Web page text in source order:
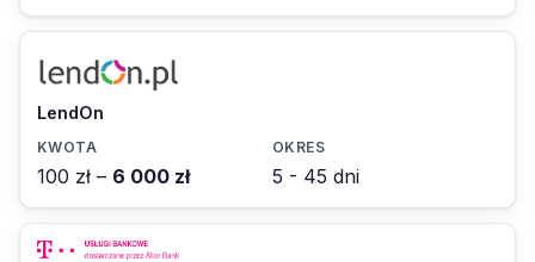
LendOn
100 zł – 6 000 zł 5 - 45 dni